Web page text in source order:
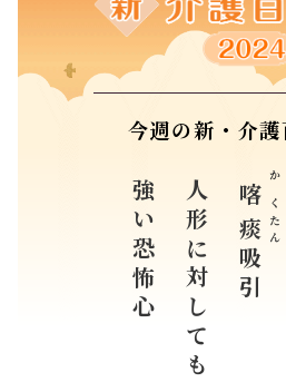
今週の新・介
喀痰かくたん
吸引
人形に対しても
強い恐怖心